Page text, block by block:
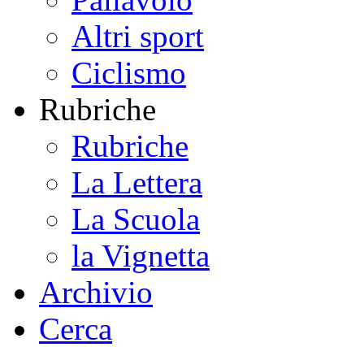
Altri sport
Ciclismo
Rubriche
Rubriche
La Lettera
La Scuola
la Vignetta
Archivio
Cerca